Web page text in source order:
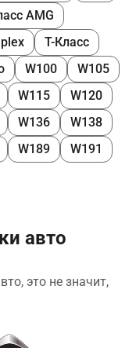
AMG
T-Класс
W100
W105
W115
W120
W136
W138
W189
W191
авто
это не значит,